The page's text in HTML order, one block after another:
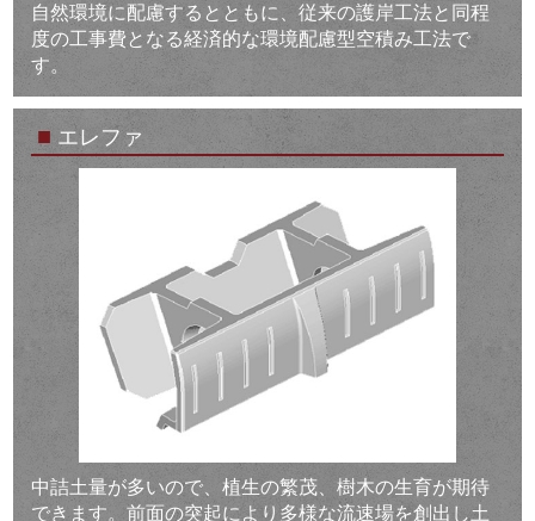
自然環境に配慮するとともに、従来の護岸工法と同程
度の工事費となる経済的な環境配慮型空積み工法で
す。
■ エレファ
中詰土量が多いので、植生の繁茂、樹木の生育が期待
できます。前面の突起により多様な流速場を創出し土